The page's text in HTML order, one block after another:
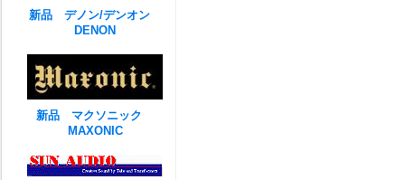
新品 デノン/デンオン
DENON
新品 マクソニック
MAXONIC